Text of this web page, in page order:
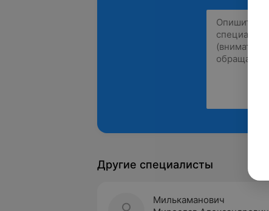
Другие специалисты
Милькаманович